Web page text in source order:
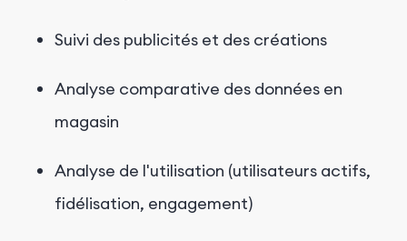
Suivi des publicités et des créations
Analyse comparative des données en
magasin
Analyse de l'utilisation (utilisateurs actifs,
fidélisation, engagement)